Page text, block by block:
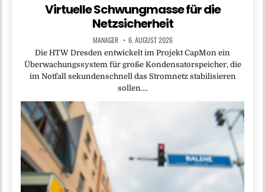
Virtuelle Schwungmasse für die
Netzsicherheit
MANAGER 6. AUGUST 2026
Die HTW Dresden entwickelt im Projekt CapMon ein
Überwachungssystem für große Kondensatorspeicher, die
im Notfall sekundenschnell das Stromnetz stabilisieren
sollen….